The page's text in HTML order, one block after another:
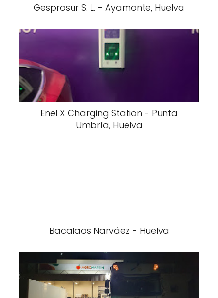
Gesprosur S. L. - Ayamonte, Huelva
Enel X Charging Station - Punta
Umbría, Huelva
Bacalaos Narváez - Huelva